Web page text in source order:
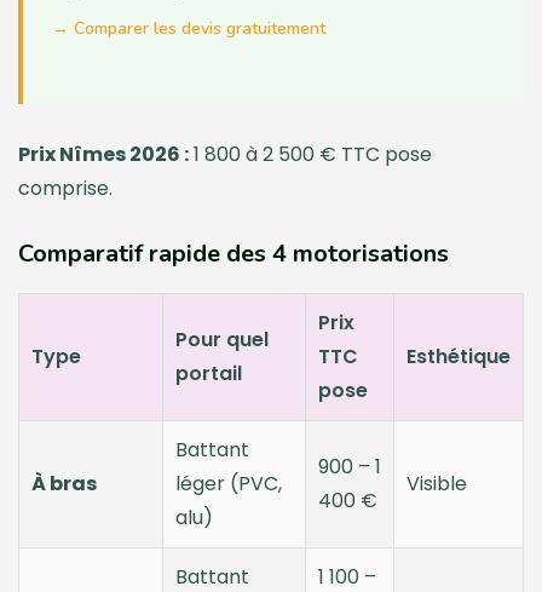
→ Comparer les devis gratuitement
Prix Nîmes 2026 :1 800 à 2 500 € TTC pose
comprise.
Comparatif rapide des 4 motorisations
Type
Pour quel
portail
Prix
TTC
pose
Esthétique
À bras
Battant
léger (PVC,
alu)
900 – 1
400 €
Visible
Battant
1 100 –